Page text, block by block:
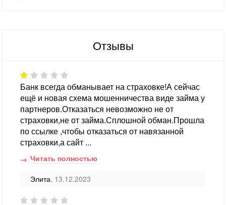
Отзывы
Банк всегда обманывает на страховке!А сейчас
ещё и новая схема мошенничества виде займа у
партнеров.Отказаться невозможно не от
страховки,не от займа.Сплошной обман.Прошла
по ссылке ,чтобы отказаться от навязанной
страховки,а сайт ...
Читать полностью
Элита, 13.12.2023